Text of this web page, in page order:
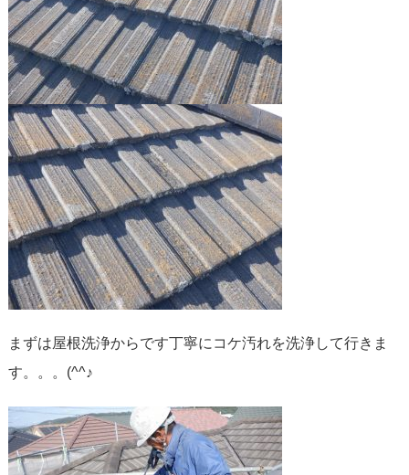
まずは屋根洗浄からです丁寧にコケ汚れを洗浄して行きま
す。。。(^^♪